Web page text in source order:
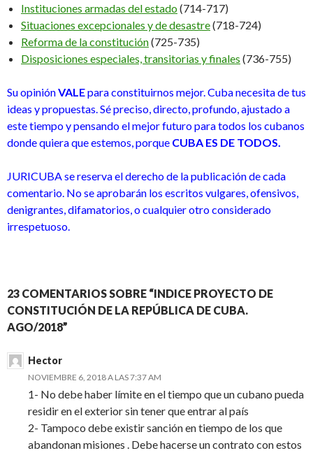
Instituciones armadas del estado(714-717)
Situaciones excepcionales y de desastre(718-724)
Reforma de la constitución(725-735)
Disposiciones especiales, transitorias y finales (736-755)
Su opiniónVALEpara constituirnos mejor. Cuba necesita de tus
ideas y propuestas. Sé preciso, directo, profundo, ajustado a
este tiempo y pensando el mejor futuro para todos los cubanos
donde quiera que estemos, porque CUBA ES DE TODOS.
JURICUBA se reserva el derecho de la publicación de cada
comentario. No se aprobarán los escritos vulgares, ofensivos,
denigrantes, difamatorios, o cualquier otro considerado
irrespetuoso.
23 COMENTARIOS SOBRE “INDICE PROYECTO DE
CONSTITUCIÓN DE LA REPÚBLICA DE CUBA.
AGO/2018”
Hector
NOVIEMBRE 6, 2018 A LAS 7:37 AM
1- No debe haber límite en el tiempo que un cubano pueda
residir en el exterior sin tener que entrar al país
2- Tampoco debe existir sanción en tiempo de los que
abandonan misiones . Debe hacerse un contrato con estos